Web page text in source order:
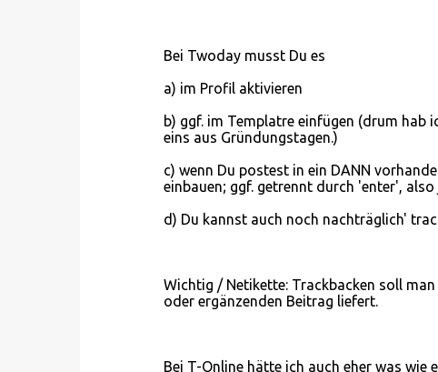
Bei Twoday musst Du es
a) im Profil aktivieren
b) ggf. im Templatre einfügen (drum
eins aus Gründungstagen.)
c) wenn Du postest in ein DANN
einbauen; ggf. getrennt durch 'enter', also
d) Du kannst auch noch nachträglich'
Wichtig / Netikette: Trackbacken soll
oder ergänzenden Beitrag liefert.
Bei T-Online hätte ich auch eher was